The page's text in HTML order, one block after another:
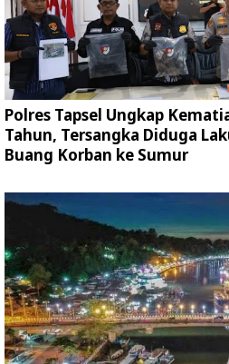
Polres Tapsel Ungkap
Tahun, Tersangka Diduga
Buang Korban ke Sumur